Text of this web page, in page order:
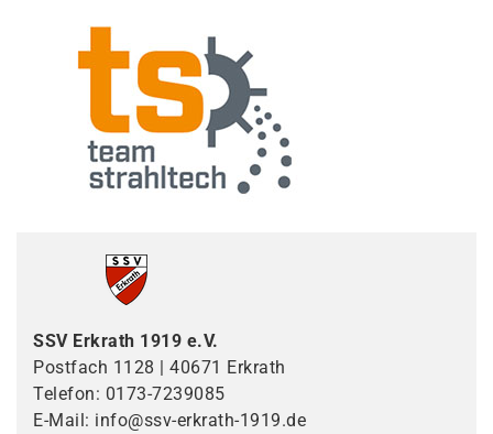
SSV Erkrath 1919 e.V.
Postfach 1128 | 40671 Erkrath
Telefon: 0173-7239085
E-Mail: info@ssv-erkrath-1919.de